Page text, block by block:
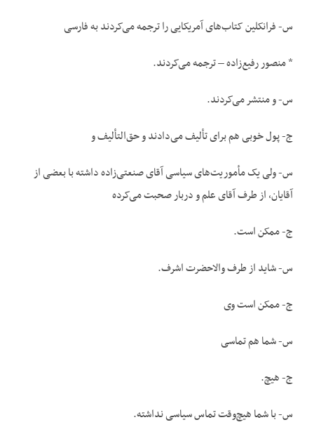
س- فرانکلین کتاب‌های آمریکایی را ترجمه می‌کردند به فارسی
* منصور رفیع‌زاده – ترجمه می‌کردند.
س- و منتشر می‌کردند.
ج- پول خوبی هم برای تألیف می‌دادند و حق‌التألیف و
س- ولی یک مأموریت‌های سیاسی آقای صنعتی‌زاده داشته با بعضی از
آقایان، از طرف آقای علم و دربار صحبت می‌کرده
ج- ممکن است.
س- شاید از طرف والاحضرت اشرف.
ج- ممکن است وی
س- شما هم تماسی
ج- هیچ.
س- با شما هیچ‌وقت تماس سیاسی نداشته.